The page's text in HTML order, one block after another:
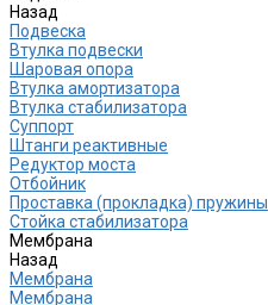
Назад
Подвеска
Втулка подвески
Шаровая опора
Втулка амортизатора
Втулка стабилизатора
Cуппорт
Штанги реактивные
Редуктор моста
Отбойник
Проставка (прокладка) пружины
Стойка стабилизатора
Мембрана
Назад
Мембрана
Мембрана